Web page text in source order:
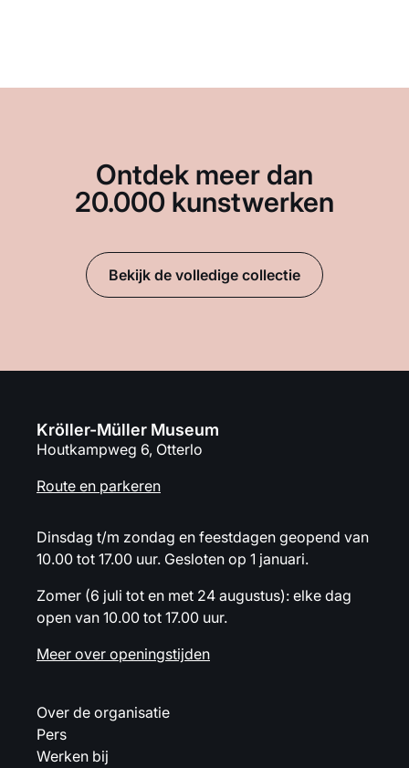
Ontdek meer dan
20.000 kunstwerken
Bekijk de volledige collectie
Kröller-Müller Museum
Houtkampweg 6, Otterlo
Route en parkeren
Dinsdag t/m zondag en feestdagen geopend van
10.00 tot 17.00 uur. Gesloten op 1 januari.
Zomer (6 juli tot en met 24 augustus): elke dag
open van 10.00 tot 17.00 uur.
Meer over openingstijden
Over de organisatie
Pers
Werken bij